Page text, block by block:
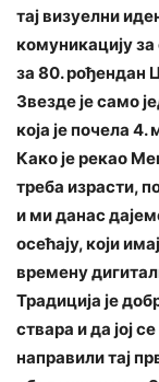
тај визуелни
комуникацију
за 80. рођендан
Звезде је само
која је почела 4.
Како је рекао
треба израсти,
и ми данас
осећају, који
времену
Традиција је
ствара и да јој
направили тај